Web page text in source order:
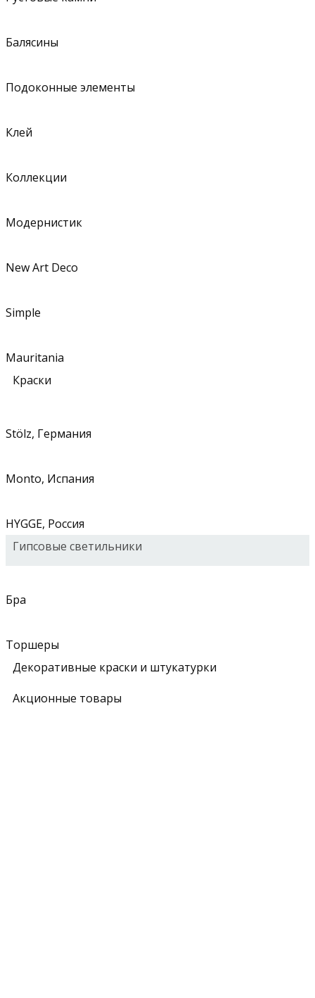
Балясины
Подоконные элементы
Клей
Коллекции
Модернистик
New Art Deco
Simple
Mauritania
Краски
Stölz, Германия
Monto, Испания
HYGGE, Россия
Гипсовые светильники
Бра
Торшеры
Декоративные краски и штукатурки
Акционные товары